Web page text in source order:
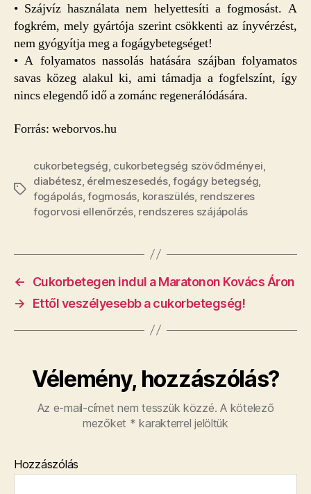
• Szájvíz használata nem helyettesíti a fogmosást. A
fogkrém, mely gyártója szerint csökkenti az ínyvérzést,
nem gyógyítja meg a fogágybetegséget!
• A folyamatos nassolás hatására szájban folyamatos
savas közeg alakul ki, ami támadja a fogfelszínt, így
nincs elegendő idő a zománc regenerálódására.
Forrás: weborvos.hu
Címkék
cukorbetegség cukorbetegség szövődményei
diabétesz érelmeszesedés,fogágy betegség
fogápolás,fogmosás koraszülés rendszeres
fogorvosi ellenőrzés, rendszeres szájápolás
←
Cukorbetegen indul a Maratonon Kovács Áron
→
Ettől veszélyesebb a cukorbetegség!
Vélemény, hozzászólás?
Az e-mail-címet nem tesszük közzé. A kötelező
mezőket * karakterrel jelöltük
Hozzászólás